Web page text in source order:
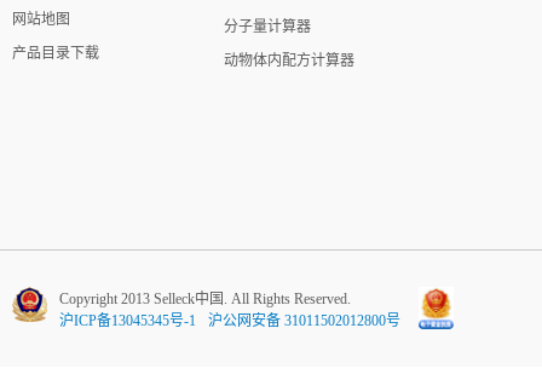
网站地图
产品目录下载
分子量计算器
动物体内配方计算器
Copyright 2013 Selleck中国. All Rights Reserved.
沪ICP备13045345号-1
沪公网安备 31011502012800号